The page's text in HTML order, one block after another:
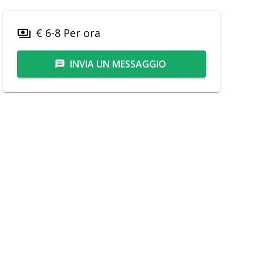
payments € 6-8 Per ora
message INVIA UN MESSAGGIO